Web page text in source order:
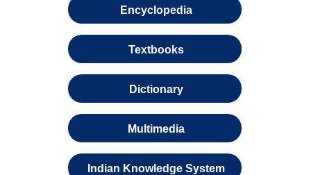
Encyclopedia
Textbooks
Dictionary
Multimedia
Indian Knowledge System